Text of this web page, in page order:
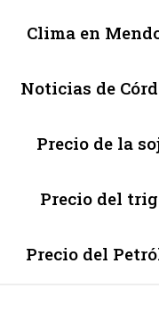
Clima en
Noticias de
Precio de la
Precio del
Precio del